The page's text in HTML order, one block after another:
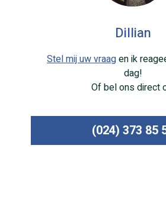
Dillian
Stel mij uw vraagen ik
dag!
Of bel ons direct
(024) 373 85